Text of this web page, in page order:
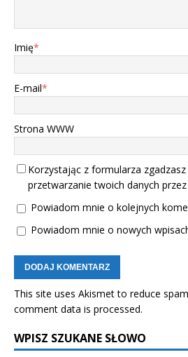
Imię*
E-mail*
Strona WWW
Korzystając z formularza
przetwarzanie twoich danych
Powiadom mnie o kolejnych
Powiadom mnie o nowych
This site uses Akismet to reduce
comment data is processed.
WPISZ SZUKANE SŁOWO